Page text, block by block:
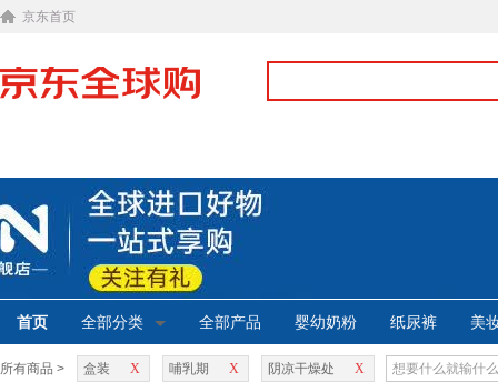
京东首页
首页 全部分类 全部产品 婴幼奶粉 纸尿裤 美
所有商品 > X
盒装 X
哺乳期 X
阴凉干燥处